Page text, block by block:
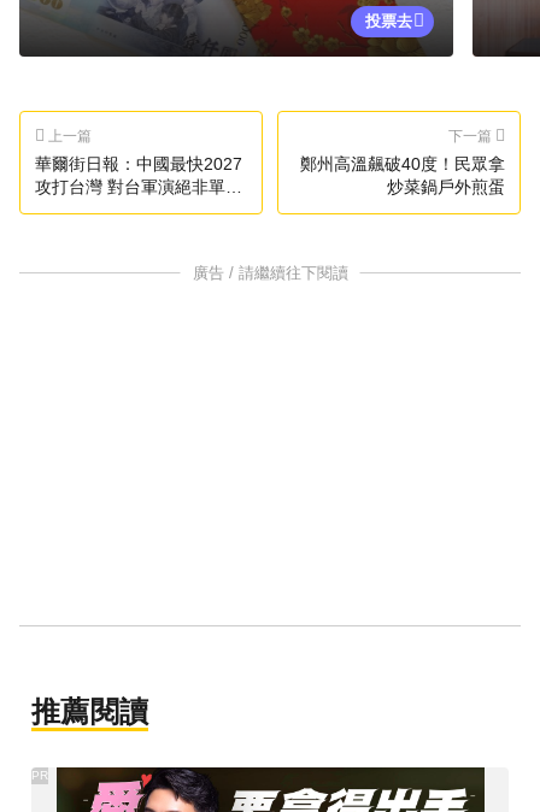
投票去
上一篇
華爾街日報：中國最快2027
攻打台灣 對台軍演絕非單純
演習
下一篇
鄭州高溫飆破40度！民眾拿
炒菜鍋戶外煎蛋
廣告 / 請繼續往下閱讀
推薦閱讀
PR